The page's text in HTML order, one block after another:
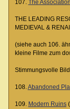
107. The
THE LEADING
MEDIEVAL &
(siehe auch 106.
kleine Filme zum
Stimmungsvolle
108.Abandoned
109. Modern Ruins